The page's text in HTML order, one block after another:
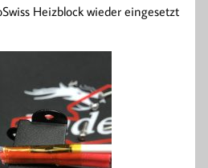
Heizblock wieder eingesetzt